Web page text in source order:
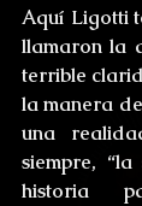
Aquí Ligotti
llamaron la
terrible
la manera
una
siempre,
historia